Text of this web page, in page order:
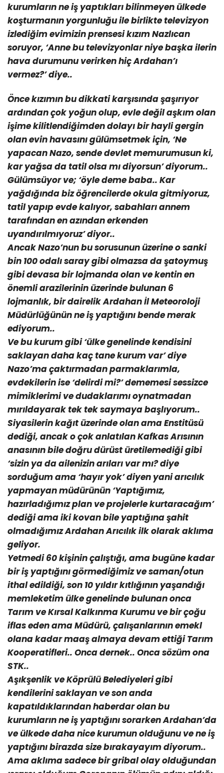
kurumların ne iş yaptıkları bilinmeyen ülkede
koşturmanın yorgunluğu ile birlikte televizyon
izlediğim evimizin prensesi kızım Nazlıcan
soruyor, ‘Anne bu televizyonlar niye başka ilerin
hava durumunu verirken hiç Ardahan’ı
vermez?’ diye..
Önce kızımın bu dikkati karşısında şaşırıyor
ardından çok yoğun olup, evle değil aşkım olan
işime kilitlendiğimden dolayı bir hayli gergin
olan evin havasını gülümsetmek için, ‘Ne
yapacan Nazo, sende devlet memurumusun ki,
kar yağsa da tatil olsa mı diyorsun’ diyorum..
Gülümsüyor ve; ‘öyle deme baba.. Kar
yağdığında biz öğrencilerde okula gitmiyoruz,
tatil yapıp evde kalıyor, sabahları annem
tarafından en azından erkenden
uyandırılmıyoruz’ diyor..
Ancak Nazo’nun bu sorusunun üzerine o sanki
bin 100 odalı saray gibi olmazsa da şatoymuş
gibi devasa bir lojmanda olan ve kentin en
önemli arazilerinin üzerinde bulunan 6
lojmanlık, bir dairelik Ardahan İl Meteoroloji
Müdürlüğünün ne iş yaptığını bende merak
ediyorum..
Ve bu kurum gibi ‘ülke genelinde kendisini
saklayan daha kaç tane kurum var’ diye
Nazo’ma çaktırmadan parmaklarımla,
evdekilerin ise ‘delirdi mi?’ dememesi sessizce
mimiklerimi ve dudaklarımı oynatmadan
mırıldayarak tek tek saymaya başlıyorum..
Siyasilerin kağıt üzerinde olan ama Enstitüsü
dediği, ancak o çok anlatılan Kafkas Arısının
anasının bile doğru dürüst üretilemediği gibi
‘sizin ya da ailenizin arıları var mı? diye
sorduğum ama ‘hayır yok’ diyen yani arıcılık
yapmayan müdürünün ‘Yaptığımız,
hazırladığımız plan ve projelerle kurtaracağım’
dediği ama iki kovan bile yaptığına şahit
olmadığımız Ardahan Arıcılık ilk olarak aklıma
geliyor.
Yetmedi 60 kişinin çalıştığı, ama bugüne kadar
bir iş yaptığını görmediğimiz ve saman/otun
ithal edildiği, son 10 yıldır kıtlığının yaşandığı
memleketim ülke genelinde bulunan onca
Tarım ve Kırsal Kalkınma Kurumu ve bir çoğu
iflas eden ama Müdürü, çalışanlarının emekl
olana kadar maaş almaya devam ettiği Tarım
Kooperatifleri.. Onca dernek.. Onca sözüm ona
STK..
Aşıkşenlik ve Köprülü Belediyeleri gibi
kendilerini saklayan ve son anda
kapatıldıklarından haberdar olan bu
kurumların ne iş yaptığını sorarken Ardahan’da
ve ülkede daha nice kurumun olduğunu ve ne iş
yaptığını birazda size bırakayayım diyorum..
Ama aklıma sadece bir gribal olay olduğundan